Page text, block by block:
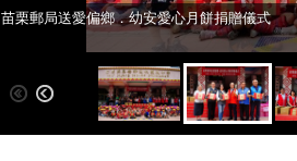
苗栗郵局送愛偏鄉．幼安愛心月餅捐贈儀式
苗栗郵局送愛偏鄉．幼安愛心月餅捐贈儀式